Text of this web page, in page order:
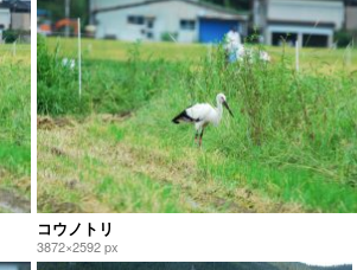
コウノトリ
3872×2592 px